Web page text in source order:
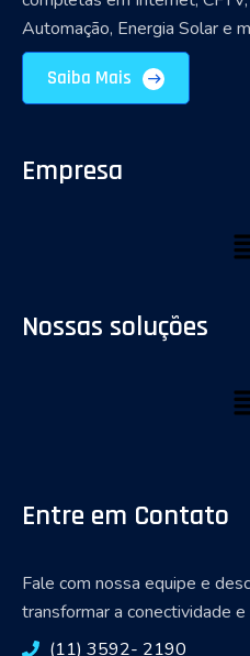
Automação, Energia Solar e
Saiba Mais
Empresa
Nossas soluções
Entre em Contato
Fale com nossa equipe e
transformar a conectividade
(11) 3592- 2190